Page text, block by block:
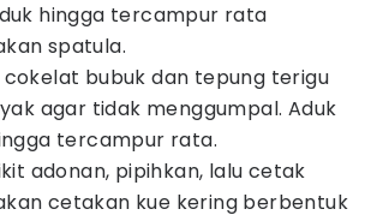
hingga tercampur rata
spatula.
cokelat bubuk dan tepung terigu
agar tidak menggumpal. Aduk
tercampur rata.
adonan, pipihkan, lalu cetak
cetakan kue kering berbentuk